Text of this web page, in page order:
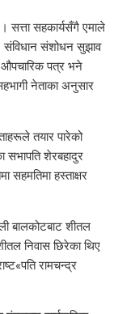
सहकार्यसँगै एमाले
संशोधन सुझाव
औपचारिक पत्र भने
नेताका अनुसार
तयार पारेको
सभापति शेरबहादुर
सहमतिमा हस्ताक्षर
बालकोटबाट शीतल
निवास छिरेका थिए
रामचन्द्र